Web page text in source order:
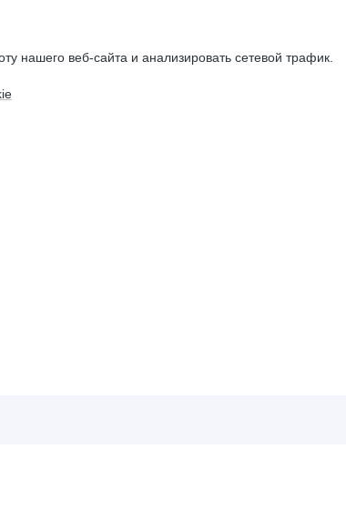
нашего веб-сайта и анализировать сетевой трафик.